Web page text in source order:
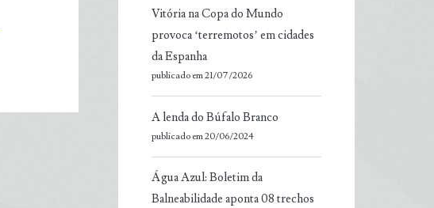
Vitória na Copa do Mundo
provoca ‘terremotos’ em cidades
da Espanha
publicado em 21/07/2026
A lenda do Búfalo Branco
publicado em 20/06/2024
Água Azul: Boletim da
Balneabilidade aponta 08 trechos